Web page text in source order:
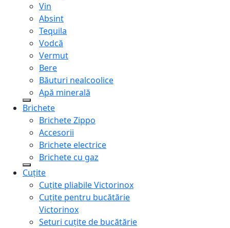
Vin
Absint
Tequila
Vodcă
Vermut
Bere
Băuturi nealcoolice
Apă minerală
Brichete
Brichete Zippo
Accesorii
Brichete electrice
Brichete cu gaz
Cuțite
Cuțite pliabile Victorinox
Cuțite pentru bucătărie
Victorinox
Seturi cuțite de bucătărie